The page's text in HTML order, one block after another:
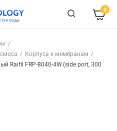
0
Корпуса к мембранам
Raifil FRP-8040-4W (side port, 300